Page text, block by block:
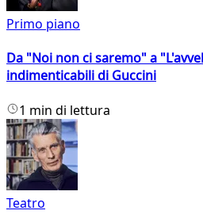
Primo piano
Da "Noi non ci saremo" a
indimenticabili di Guccini
1 min di lettura
Teatro